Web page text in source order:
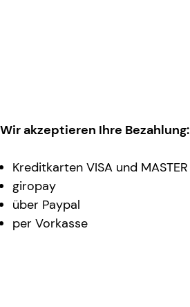
Wir akzeptieren Ihre Bezahlung:
Kreditkarten VISA und MASTER
giropay
über Paypal
per Vorkasse